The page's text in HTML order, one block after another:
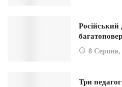
Російський
8 Серпня,
Три